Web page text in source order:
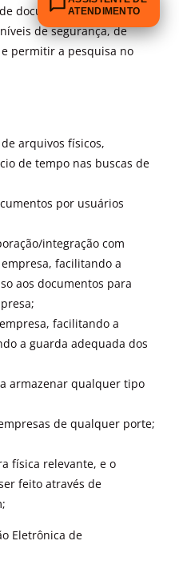
documentos, tabelas de
de segurança, de
permitir a pesquisa no
arquivos físicos,
de tempo nas buscas de
por usuários
integração com
facilitando a
aos documentos para
facilitando a
a guarda adequada dos
armazenar qualquer tipo
de qualquer porte;
física relevante, e o
feito através de
Eletrônica de
ATENDIMENTO